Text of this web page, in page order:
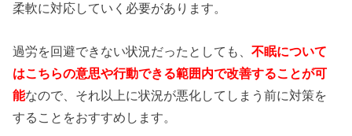
柔軟に対応していく必要があります。
過労を回避できない状況だったとしても、不眠について
はこちらの意思や行動できる範囲内で改善することが可
能なので、それ以上に状況が悪化してしまう前に対策を
することをおすすめします。